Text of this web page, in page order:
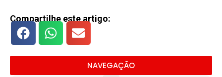
Compartilhe este artigo:
NAVEGAÇÃO